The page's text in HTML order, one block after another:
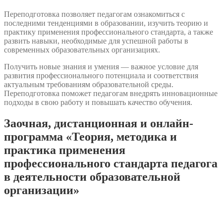
Переподготовка позволяет педагогам ознакомиться с
последними тенденциями в образовании, изучить теорию и
практику применения профессионального стандарта, а также
развить навыки, необходимые для успешной работы в
современных образовательных организациях.
Получить новые знания и умения — важное условие для
развития профессионального потенциала и соответствия
актуальным требованиям образовательной среды.
Переподготовка поможет педагогам внедрять инновационные
подходы в свою работу и повышать качество обучения.
Заочная, дистанционная и онлайн-
программа «Теория, методика и
практика применения
профессионального стандарта педагога
в деятельности образовательной
организации»